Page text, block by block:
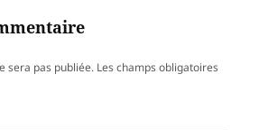
sera pas publiée. Les champs obligatoires